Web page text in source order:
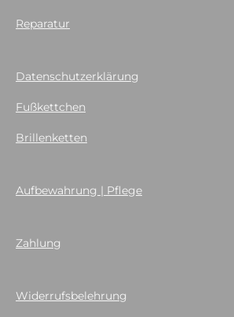
Reparatur
Datenschutzerklärung
Fußkettchen
Brillenketten
Aufbewahrung | Pflege
Zahlung
Widerrufsbelehrung